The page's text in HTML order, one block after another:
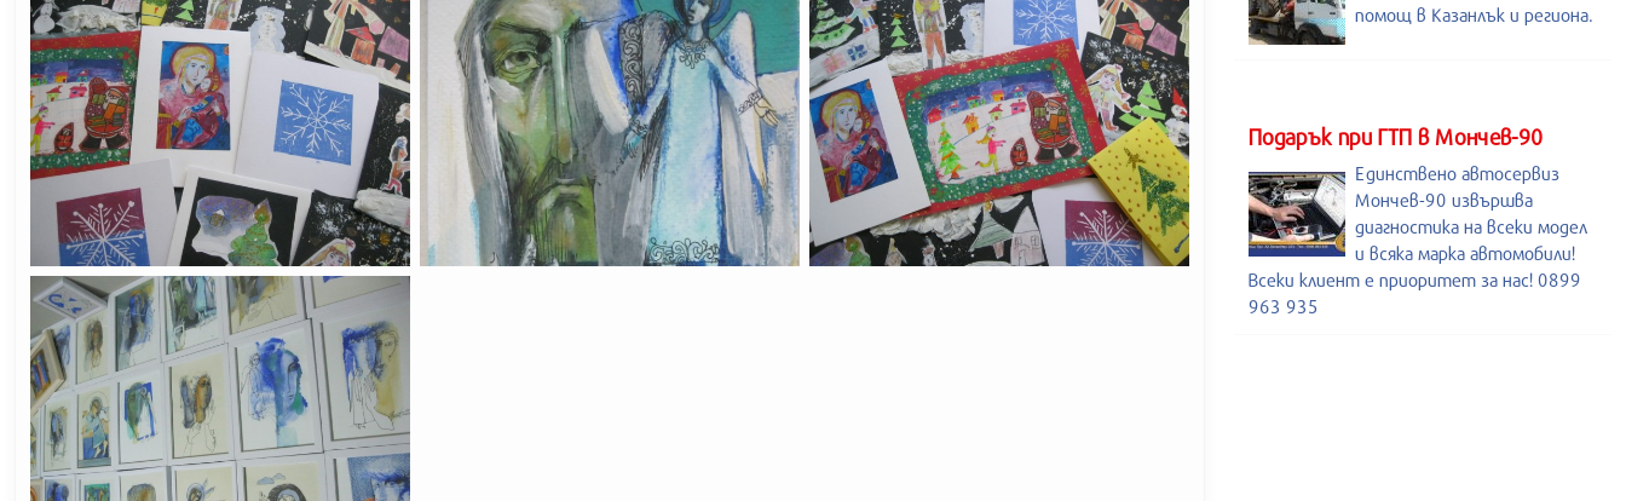
помощ в Казанлък и региона.
Подарък при ГТП в Мончев-90
Единствено автосервиз
Мончев-90 извършва
диагностика на всеки модел
и всяка марка автомобили!
Всеки клиент е приоритет за нас! 0899
963 935